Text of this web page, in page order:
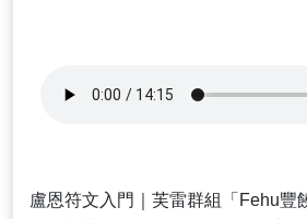
盧恩符文入門｜芙雷群組「Fehu豐